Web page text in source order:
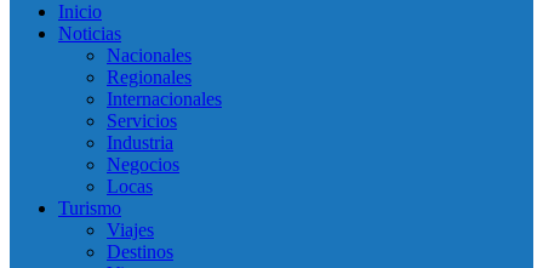
Inicio
Noticias
Nacionales
Regionales
Internacionales
Servicios
Industria
Negocios
Locas
Turismo
Viajes
Destinos